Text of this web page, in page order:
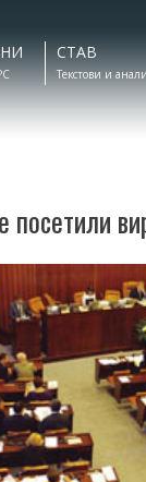
СТАВ
Текстови и
посетили